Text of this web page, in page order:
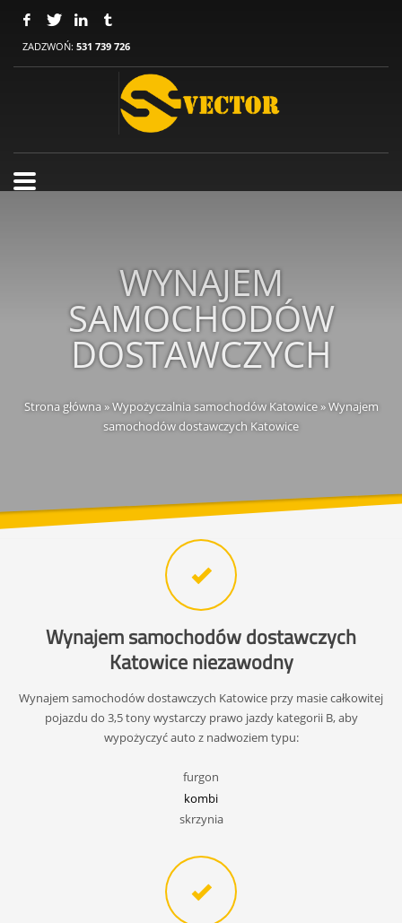
ZADZWOŃ: 531 739 726
WYNAJEM
SAMOCHODÓW
DOSTAWCZYCH
Strona główna »Wypożyczalnia samochodów Katowice»Wynajem
samochodów dostawczych Katowice
Wynajem samochodów dostawczych
Katowice niezawodny
Wynajem samochodów dostawczych Katowice przy masie całkowitej
pojazdu do 3,5 tony wystarczy prawo jazdy kategorii B, aby
wypożyczyć auto z nadwoziem typu:
furgon
kombi
skrzynia